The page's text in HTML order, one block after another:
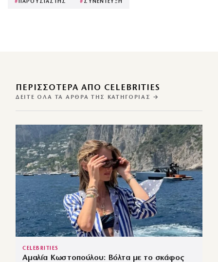
# ΠΑΡΟΥΣΙΑΣΤΗΣ # ΣΥΝΕΝΤΕΥΞΗ
ΠΕΡΙΣΣΌΤΕΡΑ ΑΠΌ CELEBRITIES
ΔΕΊΤΕ ΌΛΑ ΤΑ ΆΡΘΡΑ ΤΗΣ ΚΑΤΗΓΟΡΊΑΣ →
CELEBRITIES
Αμαλία Κωστοπούλου: Βόλτα με το σκάφος